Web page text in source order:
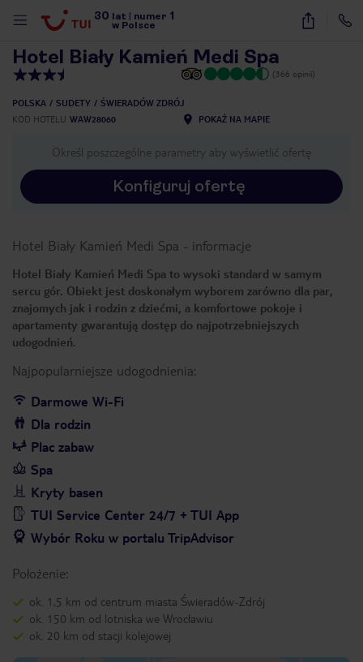
30 lat numer 1
w Polsce
20
Hotel Biały Kamień Medi Spa
(366 opinii)
POLSKA SUDETY
ŚWIERADÓW ZDRÓJ
KOD HOTELU WAW28060 POKAŻ NA MAPIE
Określ poszczególne parametry aby wyświetlić ofertę
Konfiguruj ofertę
Hotel Biały Kamień Medi Spa - informacje
Hotel Biały Kamień Medi Spa to wysoki standard w samym
sercu gór. Obiekt jest doskonałym wyborem zarówno dla par,
znajomych jak i rodzin z dziećmi, a komfortowe pokoje i
apartamenty gwarantują dostęp do najpotrzebniejszych
udogodnień.
Najpopularniejsze udogodnienia:
Darmowe Wi-Fi
Dla rodzin
Plac zabaw
Spa
Kryty basen
TUI Service Center 24/7 + TUI App
Wybór Roku w portalu TripAdvisor
Położenie:
ok. 1,5 km od centrum miasta Świeradów-Zdrój
ok. 150 km od lotniska we Wrocławiu
ok. 20 km od stacji kolejowej